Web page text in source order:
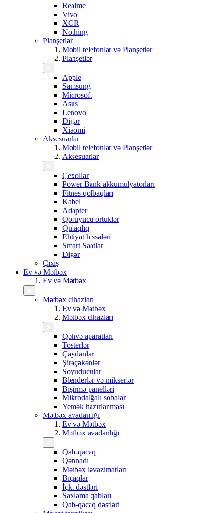
Realme
Vivo
XOR
Nothing
Planşetlər
Mobil telefonlar və Planşetlər
Planşetlər
Apple
Samsung
Microsoft
Asus
Lenovo
Digər
Xiaomi
Aksesuarlar
Mobil telefonlar və Planşetlər
Aksesuarlar
Çexollar
Power Bank akkumulyatorları
Fitnes qolbaqları
Kabel
Adapter
Qoruyucu örtüklər
Qulaqlıq
Ehtiyat hissələri
Smart Saatlar
Digər
Çıxış
Ev və Mətbəx
Ev və Mətbəx
Mətbəx cihazları
Ev və Mətbəx
Mətbəx cihazları
Qəhvə aparatları
Tosterlər
Çaydanlar
Şirəçəkənlər
Soyuducular
Blenderlər və mikserlər
Bişirmə panelləri
Mikrodalğalı sobalar
Yemək hazırlanması
Mətbəx avadanlığı
Ev və Mətbəx
Mətbəx avadanlığı
Qab-qacaq
Qənnadı
Mətbəx ləvazimatları
Bıçaqlar
İçki dəstləri
Saxlama qabları
Qab-qacaq dəstləri